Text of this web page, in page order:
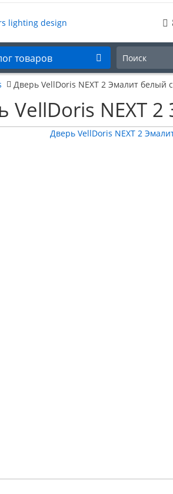
товаров
Дверь VellDoris NEXT 2 Эмалит белый
VellDoris NEXT